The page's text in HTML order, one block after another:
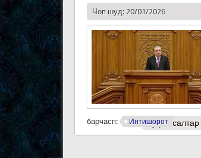
Чоп шуд: 20/01/2026
барчасп: Интишорот
Муфассалтар